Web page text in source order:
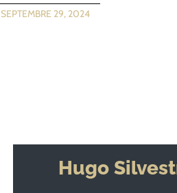
SEPTEMBRE 29, 2024
Hugo